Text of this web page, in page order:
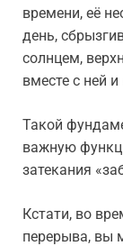
времени, её
день,
солнцем,
вместе с ней
Такой
важную
затекания
Кстати, во
перерыва, вы